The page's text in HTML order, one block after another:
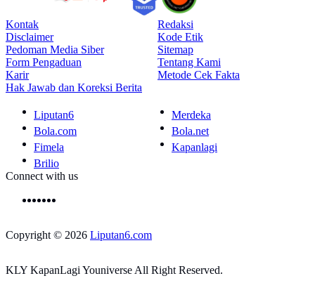
Kontak
Redaksi
Disclaimer
Kode Etik
Pedoman Media Siber
Sitemap
Form Pengaduan
Tentang Kami
Karir
Metode Cek Fakta
Hak Jawab dan Koreksi Berita
Liputan6
Merdeka
Bola.com
Bola.net
Fimela
Kapanlagi
Brilio
Connect with us
Copyright © 2026 Liputan6.com
KLY KapanLagi Youniverse All Right Reserved.